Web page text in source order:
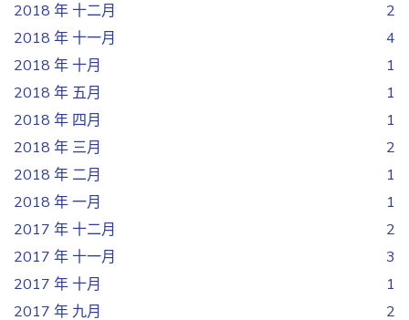
2018 年 十二月
2
2018 年 十一月
4
2018 年 十月
1
2018 年 五月
1
2018 年 四月
1
2018 年 三月
2
2018 年 二月
1
2018 年 一月
1
2017 年 十二月
2
2017 年 十一月
3
2017 年 十月
1
2017 年 九月
2